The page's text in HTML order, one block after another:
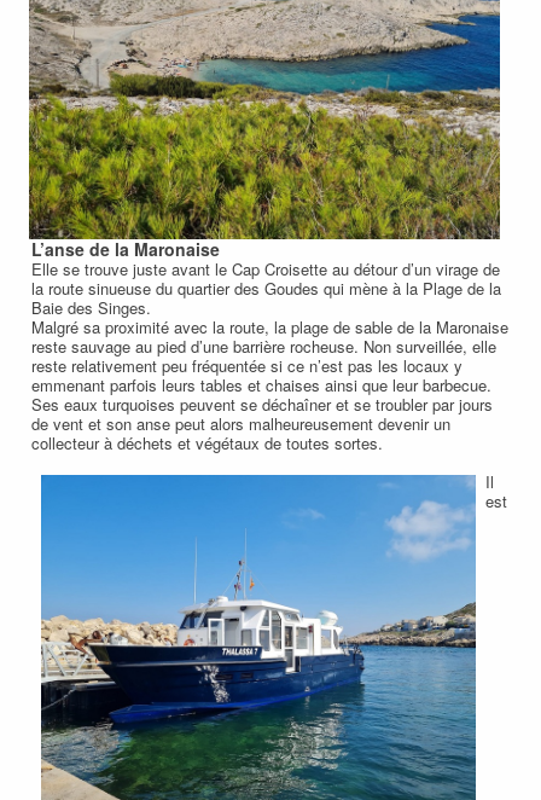
L’anse de la Maronaise
Elle se trouve juste avant le Cap Croisette au détour d’un virage de
la route sinueuse du quartier des Goudes qui mène à la Plage de la
Baie des Singes.
Malgré sa proximité avec la route, la plage de sable de la Maronaise
reste sauvage au pied d’une barrière rocheuse. Non surveillée, elle
reste relativement peu fréquentée si ce n’est pas les locaux y
emmenant parfois leurs tables et chaises ainsi que leur barbecue.
Ses eaux turquoises peuvent se déchaîner et se troubler par jours
de vent et son anse peut alors malheureusement devenir un
collecteur à déchets et végétaux de toutes sortes.
Il
est